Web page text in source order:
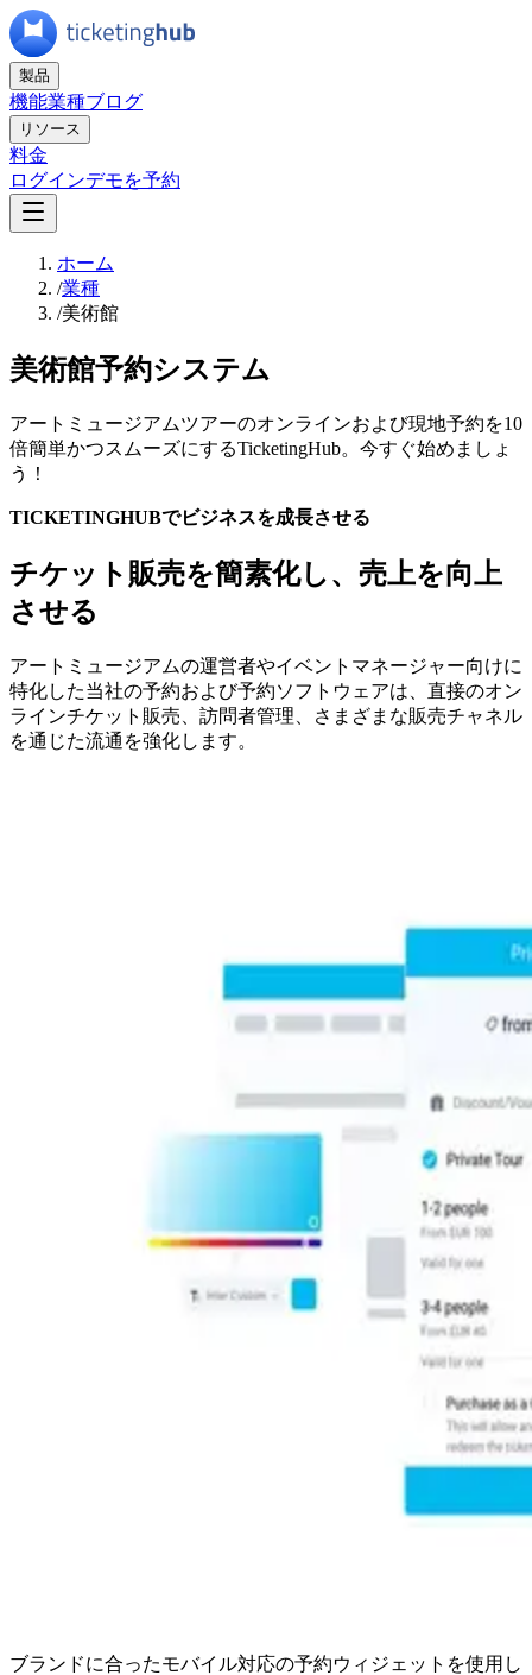
製品
機能業種ブログ
リソース
料金
ログインデモを予約
ホーム
/業種
/美術館
美術館予約システム
アートミュージアムツアーのオンラインおよび現地予約を10
倍簡単かつスムーズにするTicketingHub。今すぐ始めましょ
う！
TICKETINGHUBでビジネスを成長させる
チケット販売を簡素化し、売上を向上
させる
アートミュージアムの運営者やイベントマネージャー向けに
特化した当社の予約および予約ソフトウェアは、直接のオン
ラインチケット販売、訪問者管理、さまざまな販売チャネル
を通じた流通を強化します。
ブランドに合ったモバイル対応の予約ウィジェットを使用し